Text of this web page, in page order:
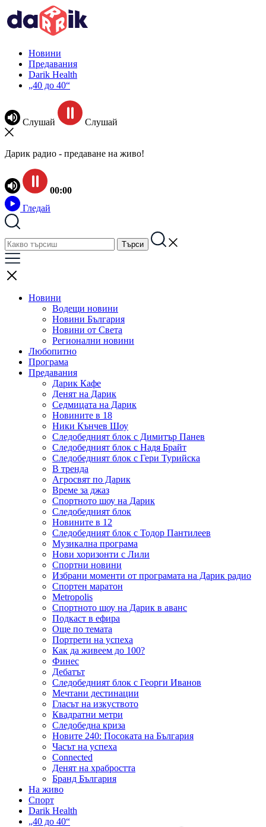
Новини
Предавания
Darik Health
„40 до 40“
Слушай Слушай
Дарик радио - предаване на живо!
00:00
Гледай
Новини
Водещи новини
Новини България
Новини от Света
Регионални новини
Любопитно
Програма
Предавания
Дарик Кафе
Денят на Дарик
Седмицата на Дарик
Новините в 18
Ники Кънчев Шоу
Следобедният блок с Димитър Панев
Следобедният блок с Надя Брайт
Следобедният блок с Гери Турийска
В тренда
Агросвят по Дарик
Време за джаз
Спортното шоу на Дарик
Следобедният блок
Новините в 12
Следобедният блок с Тодор Пантилеев
Музикална програма
Нови хоризонти с Лили
Спортни новини
Избрани моменти от програмата на Дарик радио
Спортен маратон
Metropolis
Спортното шоу на Дарик в аванс
Подкаст в ефира
Още по темата
Портрети на успеха
Как да живеем до 100?
Финес
Дебатът
Следобедният блок с Георги Иванов
Мечтани дестинации
Гласът на изкуството
Квадратни метри
Следобедна криза
Новите 240: Посоката на България
Часът на успеха
Connected
Денят на храбростта
Бранд България
На живо
Спорт
Darik Health
„40 до 40“